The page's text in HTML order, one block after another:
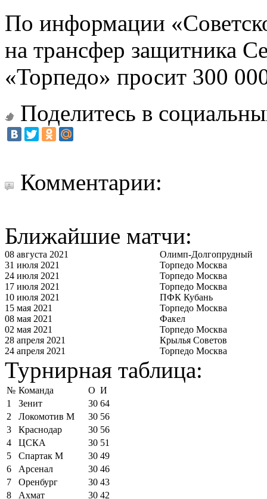
По информации
на трансфер защитника
«Торпедо» просит 300
Поделитесь в
Комментарии:
Ближайшие матчи:
08 августа 2021
Олимп-Долгопрудный
31 июля 2021
Торпедо Москва
24 июля 2021
Торпедо Москва
17 июля 2021
Торпедо Москва
10 июля 2021
ПФК Кубань
15 мая 2021
Торпедо Москва
08 мая 2021
Факел
02 мая 2021
Торпедо Москва
28 апреля 2021
Крылья Советов
24 апреля 2021
Торпедо Москва
Турнирная таблица:
№ Команда О И
1
Зенит 30 64
2
Локомотив М 30 56
3
Краснодар 30 56
4
ЦСКА 30 51
5
Спартак М 30 49
6
Арсенал 30 46
7
Оренбург 30 43
8
Ахмат 30 42